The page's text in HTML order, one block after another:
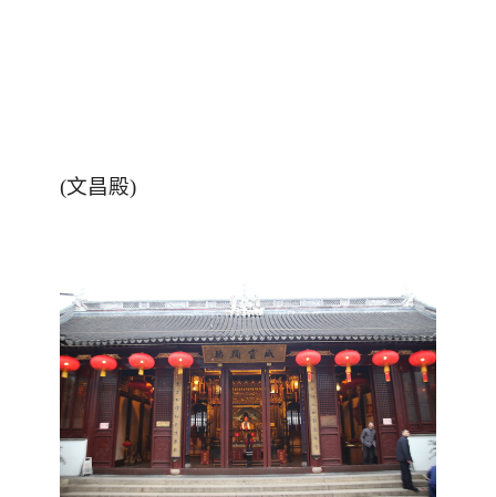
(文昌殿)